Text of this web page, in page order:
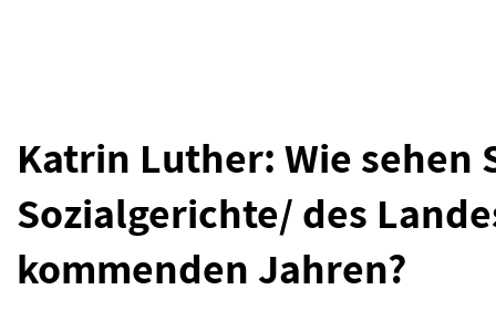
Katrin Luther: Wie sehen
Sozialgerichte/ des
kommenden Jahren?